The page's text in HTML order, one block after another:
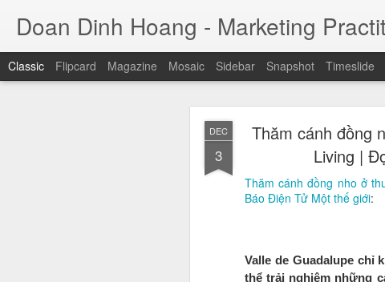
DEC
3
Thăm cánh đồng
Living |
Thăm cánh đồng nho ở
Báo Điện Tử Một thế giới:
Valle de Guadalupe chỉ
thể trải nghiệm những
Doan Dinh Hoang - Marketing
Classic Flipcard Magazine Mosaic Sidebar Snapshot Timeslide
Cuộc sống sang
ảnh
Jason Nguyễn (tên thật là
đồng. Trước khi bị bắt,
nhân trẻ thành công, nhà